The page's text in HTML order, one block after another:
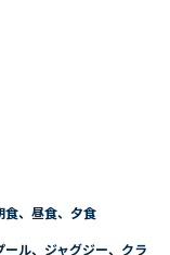
食、昼食、夕食
ル、ジャグジー、クラ